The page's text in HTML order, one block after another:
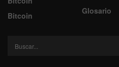
Bitcoin
Glosario